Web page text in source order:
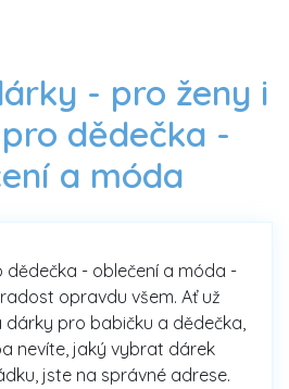
- pro ženy i
dědečka -
a móda
dědečka - oblečení a móda -
opravdu všem. Ať už
dárky pro babičku a dědečka,
nevíte, jaký vybrat dárek
jste na správné adrese.